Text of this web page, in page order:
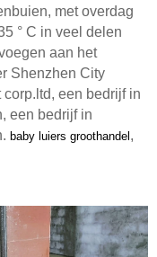
met overdag
° C in veel delen
aan het
Shenzhen City
een bedrijf in
een bedrijf in
baby luiers groothandel ,